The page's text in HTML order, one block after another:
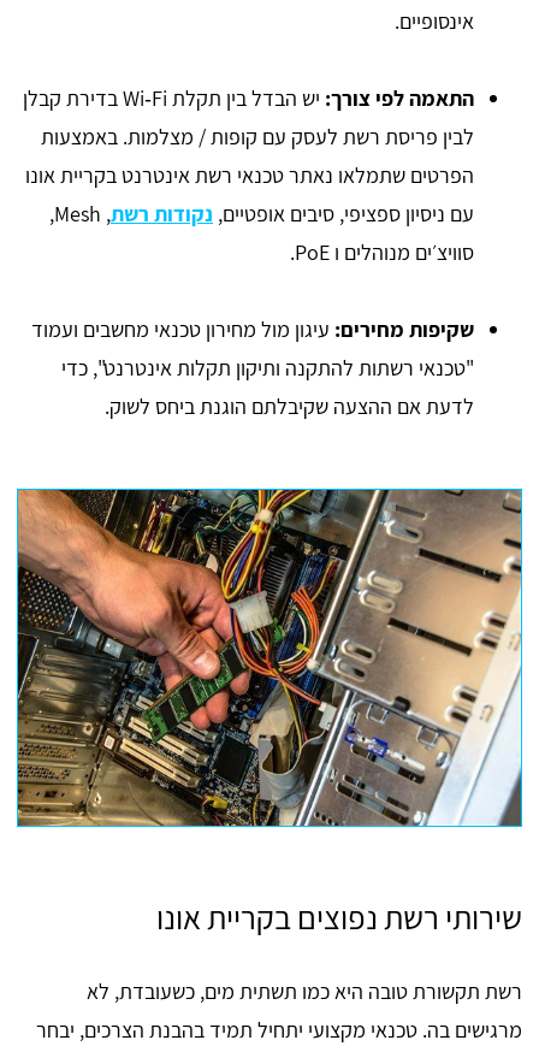
אינסופיים.
התאמה לפי צורך:
יש הבדל בין תקלת Wi‑Fi בדירת קבלן
לבין פריסת רשת לעסק עם קופות / מצלמות. באמצעות
הפרטים שתמלאו נאתר טכנאי רשת אינטרנט בקריית אונו
עם ניסיון ספציפי, סיבים אופטיים, נקודות רשת
, Mesh,
סוויצ׳ים מנוהלים ו PoE.
שקיפות מחירים: עיגון מול מחירון טכנאי מחשבים ועמוד
"טכנאי רשתות להתקנה ותיקון תקלות אינטרנט", כדי
לדעת אם ההצעה שקיבלתם הוגנת ביחס לשוק.
שירותי רשת נפוצים בקריית אונו
רשת תקשורת טובה היא כמו תשתית מים, כשעובדת, לא
מרגישים בה. טכנאי מקצועי יתחיל תמיד בהבנת הצרכים, יבחר